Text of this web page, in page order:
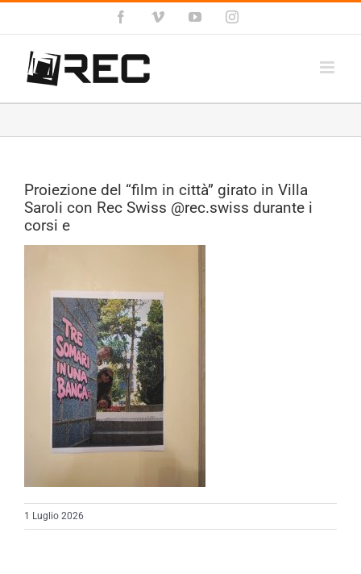
al
contenuto
FacebookVimeo YouTubeInstagram
Proiezione del “film in città” girato in Villa
Saroli con Rec Swiss @rec.swiss durante i
corsi e
1 Luglio 2026